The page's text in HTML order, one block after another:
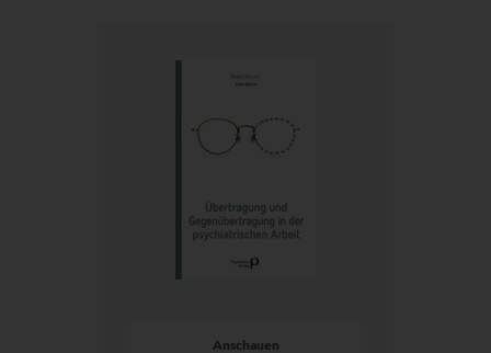
Anschauen